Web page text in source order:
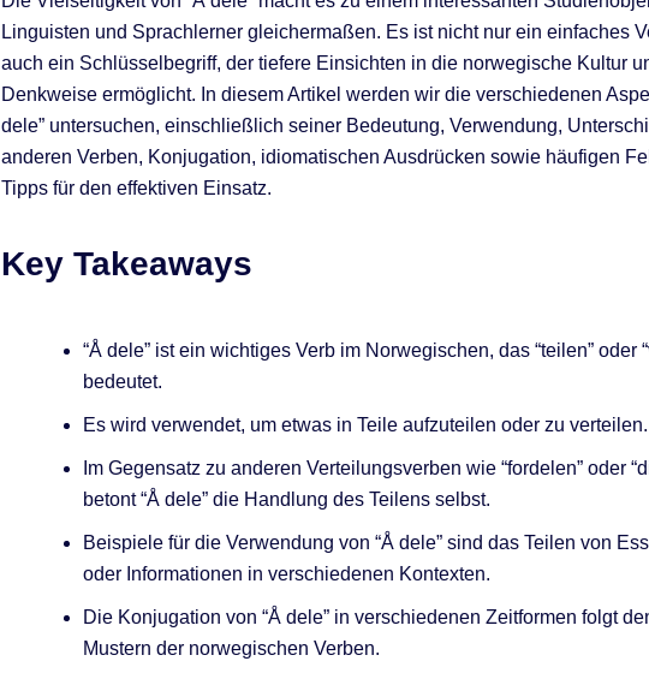
Linguisten und Sprachlerner gleichermaßen. Es ist nicht nur ein einfaches
auch ein Schlüsselbegriff, der tiefere Einsichten in die norwegische Kultur
Denkweise ermöglicht. In diesem Artikel werden wir die verschiedenen
dele” untersuchen, einschließlich seiner Bedeutung, Verwendung,
anderen Verben, Konjugation, idiomatischen Ausdrücken sowie häufigen
Tipps für den effektiven Einsatz.
Key Takeaways
“Å dele” ist ein wichtiges Verb im Norwegischen, das “teilen” oder
bedeutet.
Es wird verwendet, um etwas in Teile aufzuteilen oder zu verteilen.
Im Gegensatz zu anderen Verteilungsverben wie “fordelen” oder
betont “Å dele” die Handlung des Teilens selbst.
Beispiele für die Verwendung von “Å dele” sind das Teilen von
oder Informationen in verschiedenen Kontexten.
Die Konjugation von “Å dele” in verschiedenen Zeitformen folgt
Mustern der norwegischen Verben.